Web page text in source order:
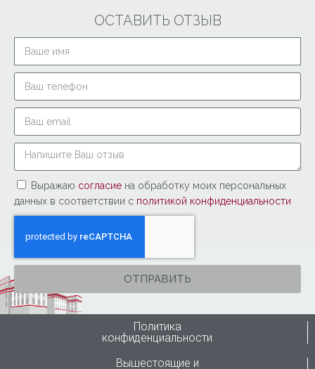
ОСТАВИТЬ ОТЗЫВ
Выражаю согласие на обработку моих персональных
данных в соответствии с политикой конфиденциальности
ОТПРАВИТЬ
Политика
конфиденциальности
Вышестоящие и